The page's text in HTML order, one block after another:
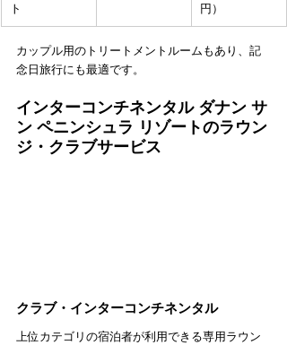
ト
円）
カップル用のトリートメントルームもあり、記
念日旅行にも最適です。
インターコンチネンタル ダナン サ
ン ペニンシュラ リゾートのラウン
ジ・クラブサービス
クラブ・インターコンチネンタル
上位カテゴリの宿泊者が利用できる専用ラウン